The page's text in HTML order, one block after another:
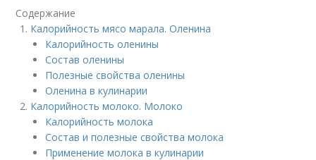
Содержание
Калорийность мясо марала. Оленина
Калорийность оленины
Состав оленины
Полезные свойства оленины
Оленина в кулинарии
Калорийность молоко. Молоко
Калорийность молока
Состав и полезные свойства молока
Применение молока в кулинарии